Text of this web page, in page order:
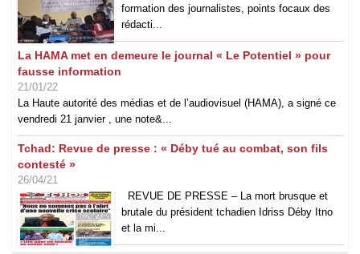
formation des journalistes, points focaux des
rédacti...
La HAMA met en demeure le journal « Le Potentiel » pour
fausse information
21/01/22
La Haute autorité des médias et de l’audiovisuel (HAMA), a signé ce
vendredi 21 janvier , une note&...
Tchad: Revue de presse : « Déby tué au combat, son fils
contesté »
26/04/21
REVUE DE PRESSE – La mort brusque et
brutale du président tchadien Idriss Déby Itno
et la mi...